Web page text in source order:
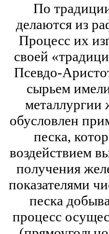
По
делаются из
Процесс их
своей
Псевдо-
сырьем
обусловлен
песка,
воздействием
получения
показателями
песка
процесс